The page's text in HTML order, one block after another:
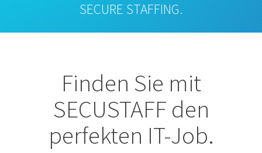
SECURE STAFFING.
Finden Sie mit
SECUSTAFF den
perfekten IT-Job.